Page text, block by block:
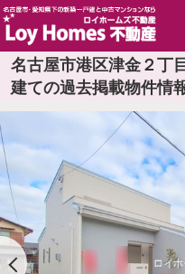
名古屋市港区津金２丁
建ての過去掲載物件情